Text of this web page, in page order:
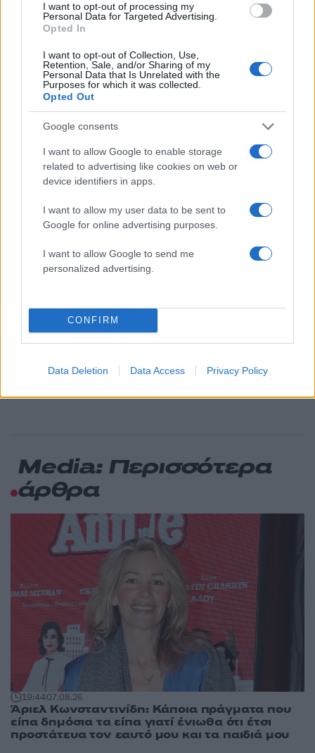
I want to opt-out of processing my
Personal Data for Targeted Advertising.
Opted In
I want to opt-out of Collection, Use,
Retention, Sale, and/or Sharing of my
Personal Data that Is Unrelated with the
Purposes for which it was collected.
Opted Out
Google consents
I want to allow Google to enable storage
related to advertising like cookies on web or
device identifiers in apps.
I want to allow my user data to be sent to
Google for online advertising purposes.
I want to allow Google to send me
personalized advertising.
CONFIRM
Data Deletion Data Access Privacy Policy
ΠΑΟΚ – Άντερλεχτ 0-1: Οι Θεσσαλονικείς
ηττήθηκαν στο τρελό ματς της Τούμπας και
Πιο σχολιασμένα
Έφυγαν οι συνεργάτες, μένει η Μαρία
«Ελπίδα για τη Δημοκρατία»
Canadair 515: Οι πρώτες εικόνες από την
κατασκευή του αεροσκάφους που θα
φωτιάς
Μεταφορές χρημάτων: Πότε μπορεί να
θεωρηθούν δωρεές και να επιβληθεί
φόρος – Τι ισχυεί για τις γονικές παροχές
Το πολωμένο μελτέμι που τροφοδότησε
χρόνων»
51 Απίστευτο κι όμως αληθινό -
αγγειοχειρουργού του νοσοκομείου
Χανίων επειδή κλάπηκε το μηχανάκι του
Media: Περισσότερα
άρθρα
19:4407.08.26
Άριελ Κωνσταντινίδη: Κάποια πράγματα που
είπα δημόσια τα είπα γιατί ένιωθα ότι έτσι
προστάτευα τον εαυτό μου και τα παιδιά μου